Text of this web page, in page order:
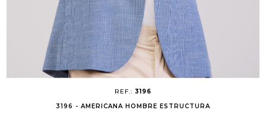
REF.: 3196
3196 - AMERICANA HOMBRE ESTRUCTURA